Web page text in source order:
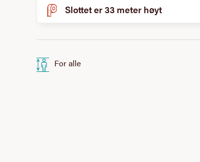
Slottet er 33 meter høyt
For alle